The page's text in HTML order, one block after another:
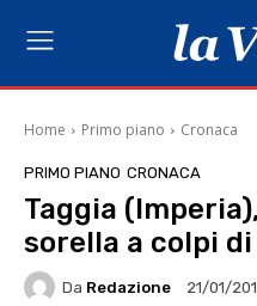
Home Primo piano Cronaca
PRIMO PIANO CRONACA
Taggia
sorella a colpi
Da Redazione 21/01/